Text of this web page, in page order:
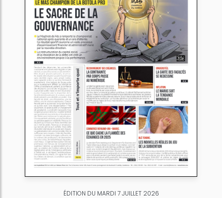
ÉDITION DU MARDI 7 JUILLET 2026